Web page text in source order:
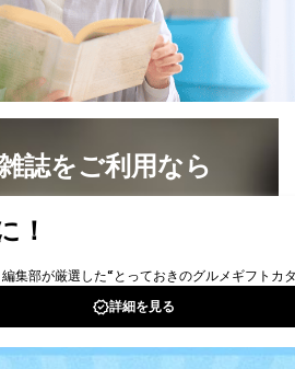
などの法定代理人の場合は、委任
人様との関係がわかる戸籍謄本も
は住民票をご提出いただくことも
ことを確認するための書類
いずれかを同封してください。
し
保険者証の写し
開示対象個人情報の開示請求につ
請ごとに手数料、郵送料が必要で
内訳：定形110円、書留480円、本
在)
誌をご利用なら
無料で読み放題！
DOWNLOAD FOR IOS